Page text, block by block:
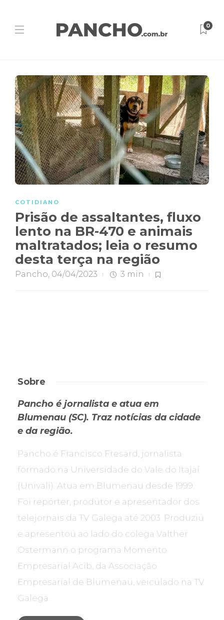
0
COTIDIANO
Prisão de assaltantes, fluxo
lento na BR-470 e animais
maltratados; leia o resumo
desta terça na região
Pancho, 04/04/2023 3 min
Sobre
Pancho é jornalista e atua em
Blumenau (SC). Traz notícias da cidade
e da região.
Pancho é Francisco Fresard, jornalista
formado na Universidade do Vale do Itajaí
(Univali). Atua em Blumenau desde 1999.
Foi repórter, produtor e apresentador dos
telejornais da TV Galega até 2003. Produziu
e apresentou ao lado do colega Valther
Ostermann o programa Momento
Empresarial Acib, da Associação
Empresarial de Blumenau, veiculado na TV
Galega.